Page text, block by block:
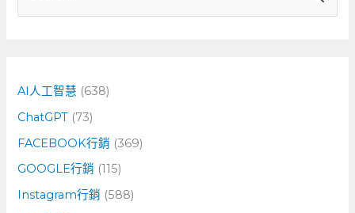
字
:
AI人工智慧 (638)
ChatGPT (73)
FACEBOOK行銷 (369)
GOOGLE行銷 (115)
Instagram行銷 (588)